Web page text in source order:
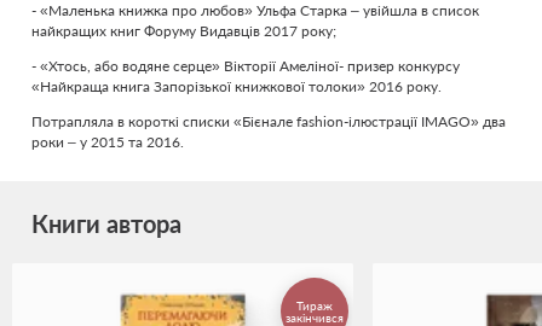
- «Маленька книжка про любов» Ульфа Старка – увійшла в список
найкращих книг Форуму Видавців 2017 року;
- «Хтось, або водяне серце» Вікторії Амеліної- призер конкурсу
«Найкраща книга Запорізької книжкової толоки» 2016 року.
Потрапляла в короткі списки «Бієнале fashion-ілюстрації IMAGO» два
роки – у 2015 та 2016.
Книги автора
Тираж
закінчився